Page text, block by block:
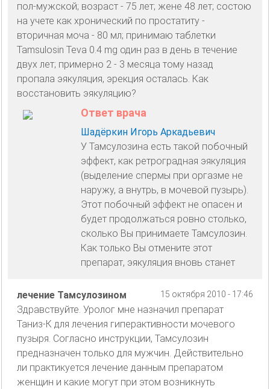
пол-мужской; возраст - 75 лет; жене 48 лет; состою
на учете как хронический по простатиту -
вторичная моча - 80 мл; принимаю таблетки
Tamsulosin Teva 0.4 mg один раз в день в течение
двух лет; примерно 2 - 3 месяца тому назад
пропала эякуляция, эрекция осталась. Как
восстановить эякуляцию?
Ответ врача
Шадёркин Игорь Аркадьевич
У Тамсулозина есть такой побочный
эффект, как ретроградная эякуляция
(выделение спермы при оргазме не
наружу, а внутрь, в мочевой пузырь).
Этот побочный эффект не опасен и
будет продолжаться ровно столько,
сколько Вы принимаете Тамсулозин.
Как только Вы отмените этот
препарат, эякуляция вновь станет
15 октября 2010 - 17:46
лечение Тамсулозином
Здравствуйте. Уролог мне назначил препарат
Таниз-К для лечения гиперактивности мочевого
пузыря. Согласно инструкции, Тамсулозин
предназначен только для мужчин. Действительно
ли практикуется лечение данным препаратом
женщин и какие могут при этом возникнуть